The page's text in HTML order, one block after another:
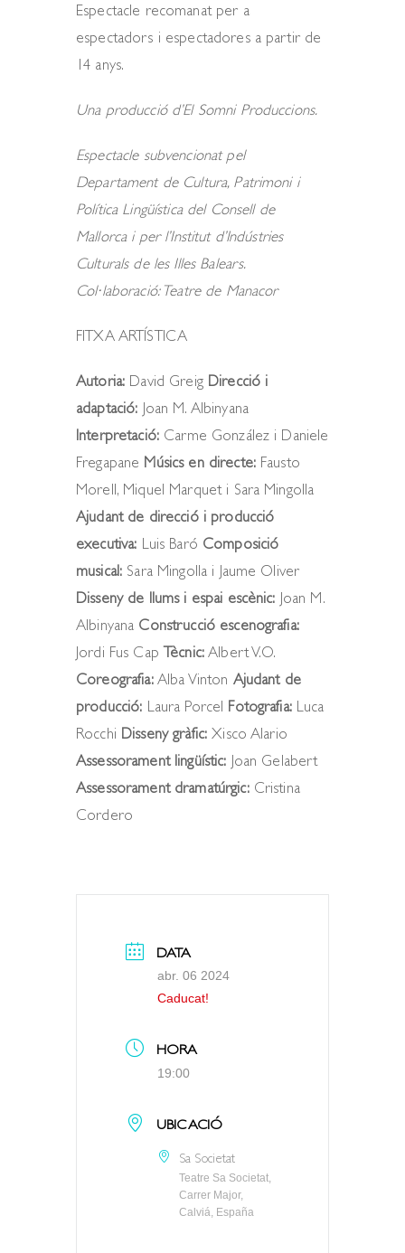
Espectacle recomanat per a
espectadors i espectadores a partir de
14 anys.
Una producció d’El Somni Produccions.
Espectacle subvencionat pel
Departament de Cultura, Patrimoni i
Política Lingüística del Consell de
Mallorca i per l’Institut d’Indústries
Culturals de les Illes Balears.
Col·laboració: Teatre de Manacor
FITXA ARTÍSTICA
Autoria: David Greig Direcció i
adaptació: Joan M. Albinyana
Interpretació:Carme González i Daniele
Fregapane Músics en directe:Fausto
Morell, Miquel Marquet i Sara Mingolla
Ajudant de direcció i producció
executiva: Luis Baró Composició
musical: Sara Mingolla i Jaume Oliver
Disseny de llums i espai escènic: Joan M.
Albinyana Construcció escenografia:
Jordi Fus Cap
Tècnic:Albert V.O.
Coreografia:Alba Vinton Ajudant de
producció: Laura Porcel Fotografia:Luca
Rocchi Disseny gràfic: Xisco Alario
Assessorament lingüístic: Joan Gelabert
Assessorament dramatúrgic:Cristina
Cordero
DATA
abr. 06 2024
Caducat!
HORA
19:00
UBICACIÓ
Sa Societat
Teatre Sa Societat,
Carrer Major,
Calviá, España